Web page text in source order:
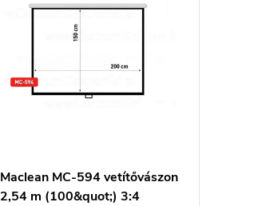
Maclean MC-594 vetítővászon
2,54 m (100&quot;) 3:4